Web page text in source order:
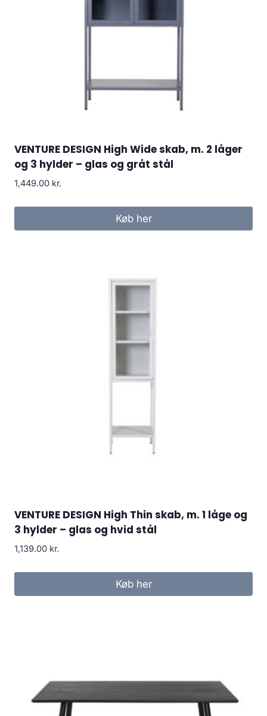
VENTURE DESIGN High Wide skab, m. 2 låger
og 3 hylder – glas og gråt stål
1,449.00 kr.
Køb her
VENTURE DESIGN High Thin skab, m. 1 låge og
3 hylder – glas og hvid stål
1,139.00 kr.
Køb her